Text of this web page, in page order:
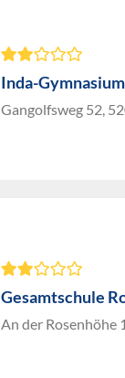
Inda-Gymnasium
Gangolfsweg 52,
Gesamtschule
An der Rosenhöhe